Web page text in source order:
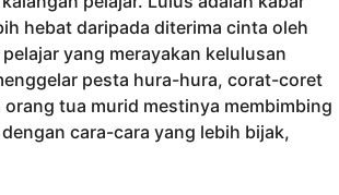
hebat daripada diterima cinta oleh
yang merayakan kelulusan
pesta hura-hura, corat-coret
orang tua murid mestinya membimbing
cara-cara yang lebih bijak,